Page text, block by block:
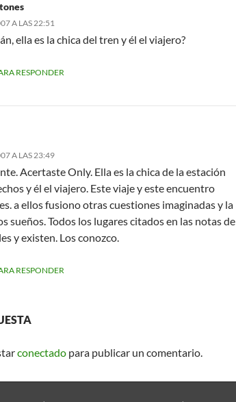
A LAS 22:51
ella es la chica del tren y él el viajero?
RESPONDER
A LAS 23:49
Acertaste Only. Ella es la chica de la estación
y él el viajero. Este viaje y este encuentro
a ellos fusiono otras cuestiones imaginadas y la
sueños. Todos los lugares citados en las notas de
y existen. Los conozco.
RESPONDER
conectado para publicar un comentario.